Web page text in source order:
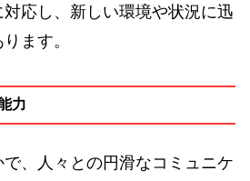
応し、新しい環境や状況に迅
ます。
力
、人々との円滑なコミュニケ